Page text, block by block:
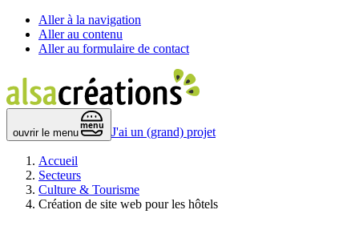
Aller à la navigation
Aller au contenu
Aller au formulaire de contact
ouvrir le menu
menu
J'ai un (grand) projet
Accueil
Secteurs
Culture & Tourisme
Création de site web pour les hôtels